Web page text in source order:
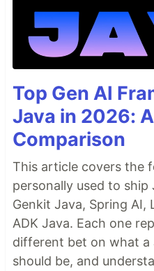
Top Gen AI
Java in 2026:
Comparison
This article covers the
personally used to ship
Genkit Java, Spring AI,
ADK Java. Each one
different bet on what a
should be, and